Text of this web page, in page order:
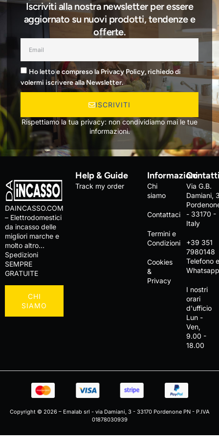
Iscriviti alla nostra newsletter per essere
aggiornato su nuovi prodotti, tendenze e
offerte.
Ho letto e compreso la Privacy Policy, richiedo di
volermi iscrivere alla Newsletter.
ISCRIVITI
Rispettiamo la tua privacy: non condividiamo mai le tue
informazioni.
DAINCASSO.COM
– Elettrodomestici
da incasso delle
migliori marche e
molto altro…
Spedizioni
SEMPRE
GRATUITE
CHI
SIAMO
Help & Guide
Track my order
Informazioni
Chi
siamo
Contattaci
Termini e
Condizioni
Cookies
&
Privacy
Via G.B.
Damiani,
- 33170 -
Italy
+39 351
7980148
Telefono
I nostri
orari
d'ufficio
Lun -
Ven,
9.00 -
18.00
Copyright © 2026 – Emalab srl - via Damiani, 3 - 33170 Pordenone PN - P.IVA
01878030939